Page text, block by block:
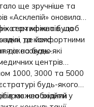
ще зручніше та
«Асклепій» оновила
сертифікатів, щоб
та комфортними
можна було
де його
скасовано.
діє на будь-які
центрів
1000, 3000 та 5000
будь-якого
можна знайти у
необхідний